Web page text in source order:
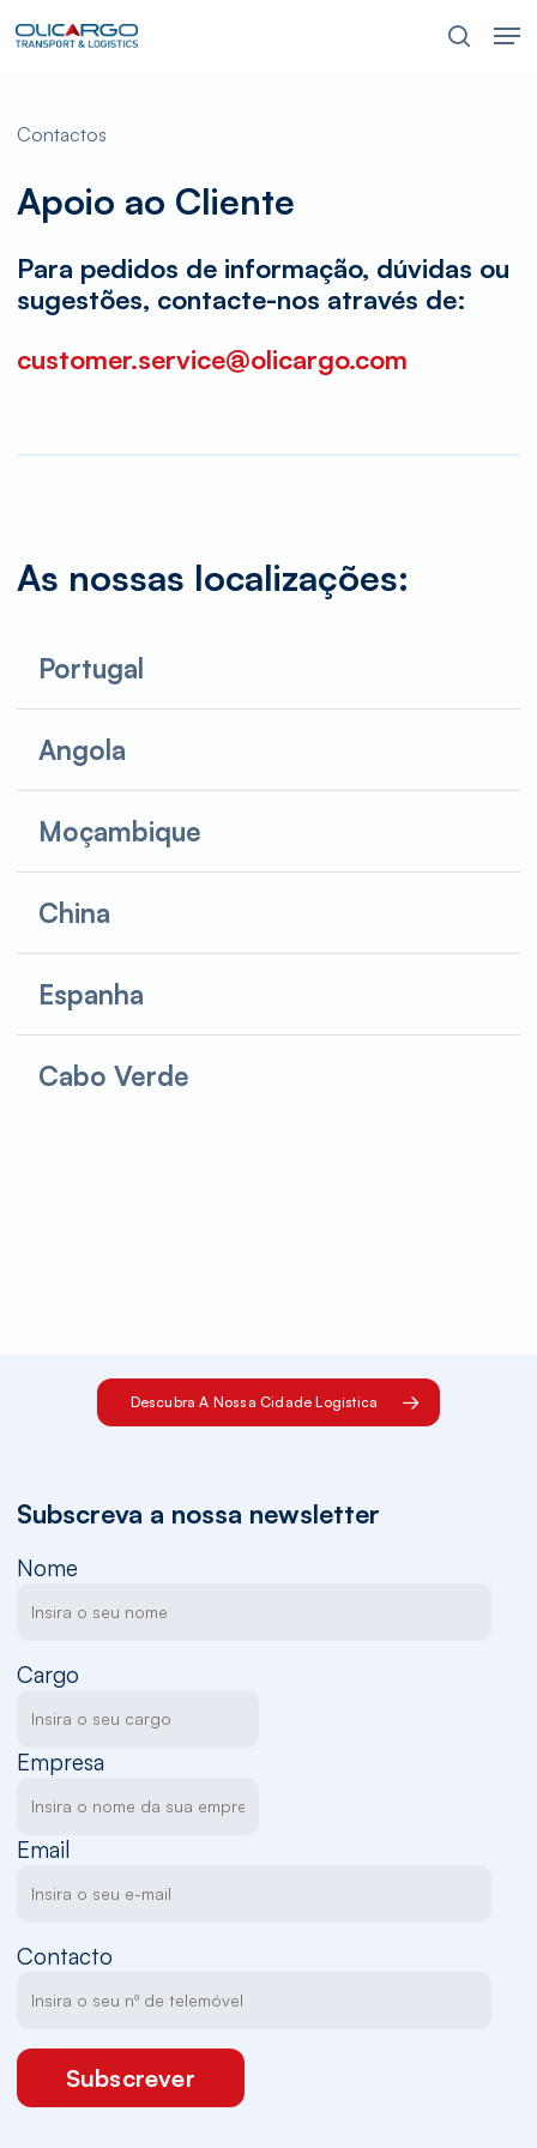
to
Contactos
Apoio ao Cliente
Para pedidos de informação, dúvidas ou
sugestões, contacte-nos através de:
customer.service@olicargo.com
As nossas localizações:
Portugal
Angola
Moçambique
China
Espanha
Cabo Verde
Descubra A Nossa Cidade Logística
Subscreva a nossa newsletter
Nome
Cargo
Empresa
Email
Contacto
Subscrever